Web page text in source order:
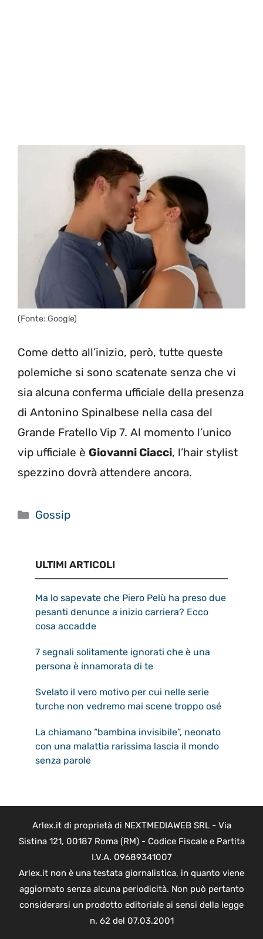
(Fonte: Google)
Come detto all’inizio, però, tutte queste
polemiche si sono scatenate senza che vi
sia alcuna conferma ufficiale della presenza
di Antonino Spinalbese nella casa del
Grande Fratello Vip 7. Al momento l’unico
vip ufficiale è Giovanni Ciacci, l’hair stylist
spezzino dovrà attendere ancora.
Categorie
Gossip
ULTIMI ARTICOLI
Ma lo sapevate che Piero Pelù ha preso due
pesanti denunce a inizio carriera? Ecco
cosa accadde
7 segnali solitamente ignorati che è una
persona è innamorata di te
Svelato il vero motivo per cui nelle serie
turche non vedremo mai scene troppo osé
La chiamano “bambina invisibile”, neonato
con una malattia rarissima lascia il mondo
senza parole
Arlex.it di proprietà di NEXTMEDIAWEB SRL - Via
Sistina 121, 00187 Roma (RM) - Codice Fiscale e Partita
I.V.A. 09689341007
Arlex.it non è una testata giornalistica, in quanto viene
aggiornato senza alcuna periodicità. Non può pertanto
considerarsi un prodotto editoriale ai sensi della legge
n. 62 del 07.03.2001